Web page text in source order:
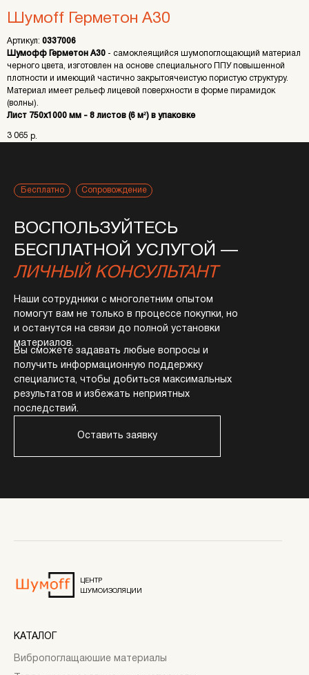
Шумоff Герметон А30
Артикул: 0337006
Шумофф Герметон А30 - самоклеящийся шумопоглощающий материал
черного цвета, изготовлен на основе специального ППУ повышенной
плотности и имеющий частично закрытоячеистую пористую структуру.
Материал имеет рельеф лицевой поверхности в форме пирамидок
(волны).
Лист 750х1000 мм - 8 листов (6 м²) в упаковке
3 065 р.
ВОСПОЛЬЗУЙТЕСЬ
БЕСПЛАТНОЙ УСЛУГОЙ —
ЛИЧНЫЙ КОНСУЛЬТАНТ
Наши сотрудники с многолетним опытом
помогут вам не только в процессе покупки, но
и останутся на связи до полной установки
материалов.
Вы сможете задавать любые вопросы и
получить информационную поддержку
специалиста, чтобы добиться максимальных
результатов и избежать неприятных
последствий.
Оставить заявку
Бесплатно Сопровождение
КАТАЛОГ
Вибропоглащаюшие материалы
ЦЕНТР
ШУМОИЗОЛЯЦИИ